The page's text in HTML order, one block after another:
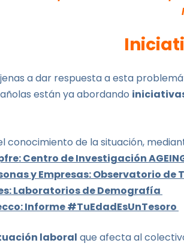
a dar respuesta a esta
están ya abordando
conocimiento de la situación,
Centro de Investigación
y Empresas: Observatorio de
Laboratorios de Demografía
Informe #TuEdadEsUnTesoro
laboral que afecta al